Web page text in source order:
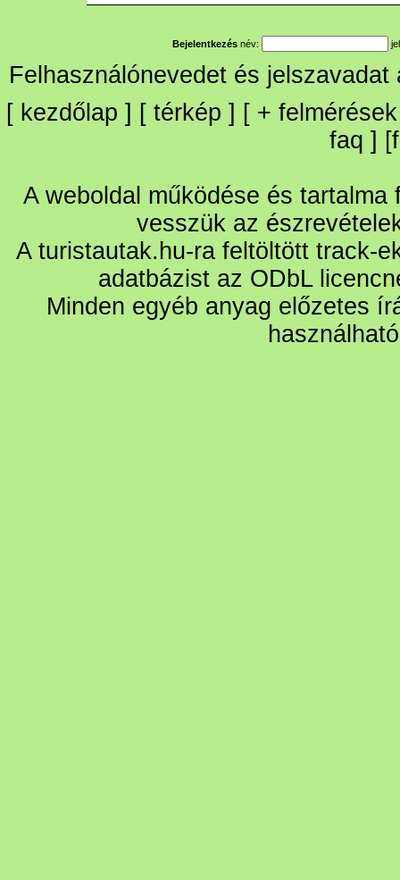
Bejelentkezés név:
Felhasználónevedet és
[ kezdőlap ] [ térkép ] [ + felmérések
faq ] [
A weboldal működése és
vesszük az
A turistautak.hu-ra feltöltött track-
adatbázist az ODbL
Minden egyéb anyag előzetes